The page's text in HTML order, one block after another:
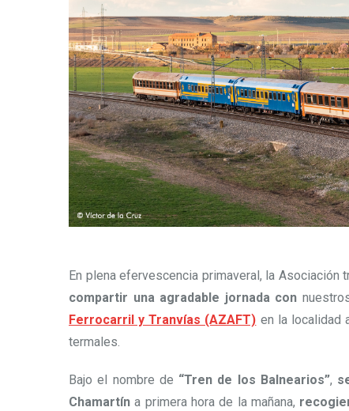
En plena efervescencia primaveral, la Asociación
compartir una agradable jornada con
Ferrocarril y Tranvías (AZAFT) en la localidad
termales.
Bajo el nombre de “Tren de los Balnearios”,
Chamartín a primera hora de la mañana,